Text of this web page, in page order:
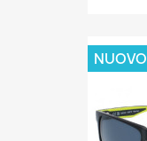
NUOVO